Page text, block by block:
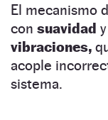
El mecanismo
con suavidad
vibraciones,
acople
sistema.